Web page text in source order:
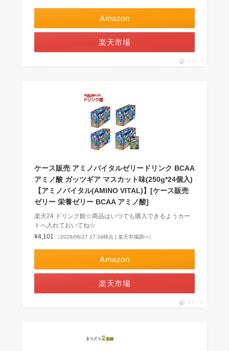
Amazon
楽天市場
ポチップ
ケース販売 アミノバイタルゼリードリンク BCAA
アミノ酸 ガッツギア マスカット味(250g*24個入)
【アミノバイタル(AMINO VITAL)】[ケース販売
ゼリー 栄養ゼリー BCAA アミノ酸]
楽天24 ドリンク館☆商品はいつでも購入できるようカー
トへ入れておいてね☆
¥4,101
（2026/06/27 17:34時点 | 楽天市場調べ）
Amazon
楽天市場
ポチップ